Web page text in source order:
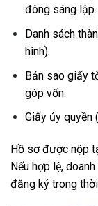
đông sáng lập.
Danh sách
hình).
Bản sao giấy
góp vốn.
Giấy ủy quyền
Hồ sơ được nộp
Nếu hợp lệ,
đăng ký trong